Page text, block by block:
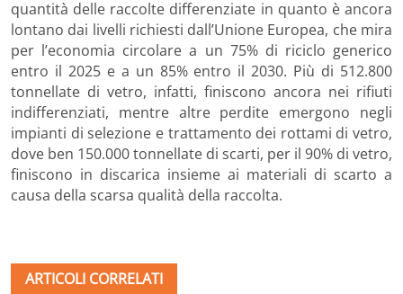
quantità delle raccolte differenziate in quanto è ancora
lontano dai livelli richiesti dall’Unione Europea, che mira
per l’economia circolare a un 75% di riciclo generico
entro il 2025 e a un 85% entro il 2030. Più di 512.800
tonnellate di vetro, infatti, finiscono ancora nei rifiuti
indifferenziati, mentre altre perdite emergono negli
impianti di selezione e trattamento dei rottami di vetro,
dove ben 150.000 tonnellate di scarti, per il 90% di vetro,
finiscono in discarica insieme ai materiali di scarto a
causa della scarsa qualità della raccolta.
ARTICOLI CORRELATI